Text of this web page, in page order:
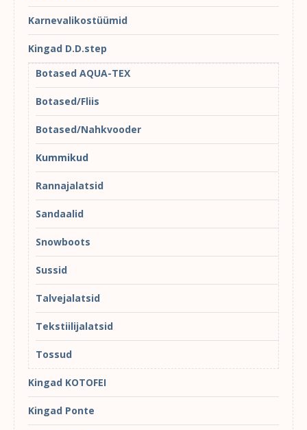
Karnevalikostüümid
Kingad D.D.step
Botased AQUA-TEX
Botased/Fliis
Botased/Nahkvooder
Kummikud
Rannajalatsid
Sandaalid
Snowboots
Sussid
Talvejalatsid
Tekstiilijalatsid
Tossud
Kingad KOTOFEI
Kingad Ponte